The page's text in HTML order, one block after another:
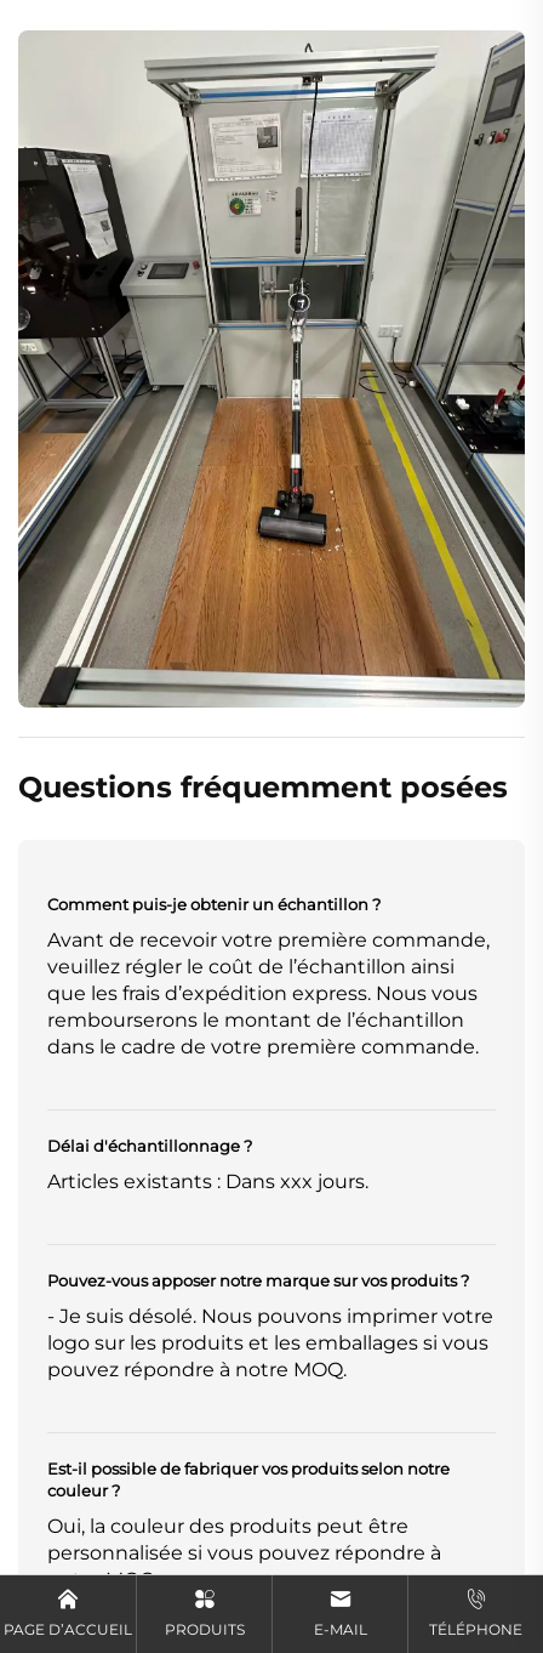
Questions fréquemment posées
Comment puis-je obtenir un échantillon ?
Avant de recevoir votre première commande,
veuillez régler le coût de l’échantillon ainsi
que les frais d’expédition express. Nous vous
rembourserons le montant de l’échantillon
dans le cadre de votre première commande.
Délai d'échantillonnage ?
Articles existants : Dans xxx jours.
Pouvez-vous apposer notre marque sur vos produits ?
- Je suis désolé. Nous pouvons imprimer votre
logo sur les produits et les emballages si vous
pouvez répondre à notre MOQ.
Est-il possible de fabriquer vos produits selon notre
couleur ?
Oui, la couleur des produits peut être
personnalisée si vous pouvez répondre à
notre MOQ.
PAGE D’ACCUEIL PRODUITS E-MAIL TÉLÉPHONE